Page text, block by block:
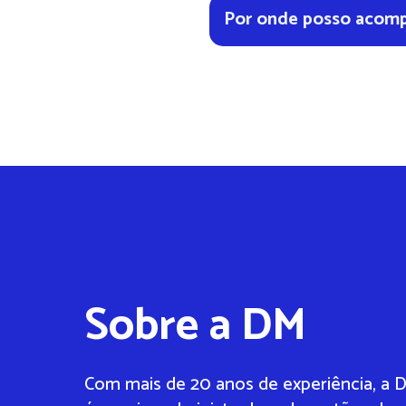
compras usando o cartão
Por onde posso
de segurança) pra
Sobre a DM
Com mais de 20 anos de experiência, a